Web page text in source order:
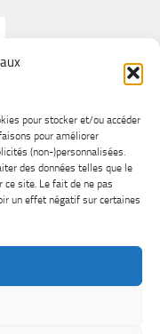
pour stocker et/ou accéder
pour améliorer
(non-)personnalisées.
des données telles que le
site. Le fait de ne pas
un effet négatif sur certaines